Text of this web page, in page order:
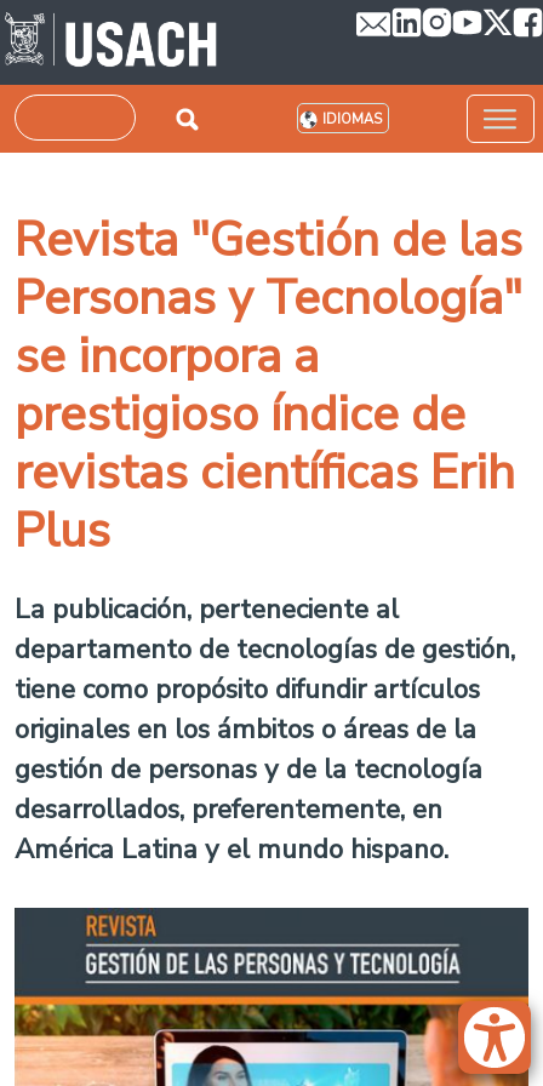
Pasar al contenido principal
Buscar IDIOMAS
Revista "Gestión de las
Personas y Tecnología"
se incorpora a
prestigioso índice de
revistas científicas Erih
Plus
La publicación, perteneciente al
departamento de tecnologías de gestión,
tiene como propósito difundir artículos
originales en los ámbitos o áreas de la
gestión de personas y de la tecnología
desarrollados, preferentemente, en
América Latina y el mundo hispano.